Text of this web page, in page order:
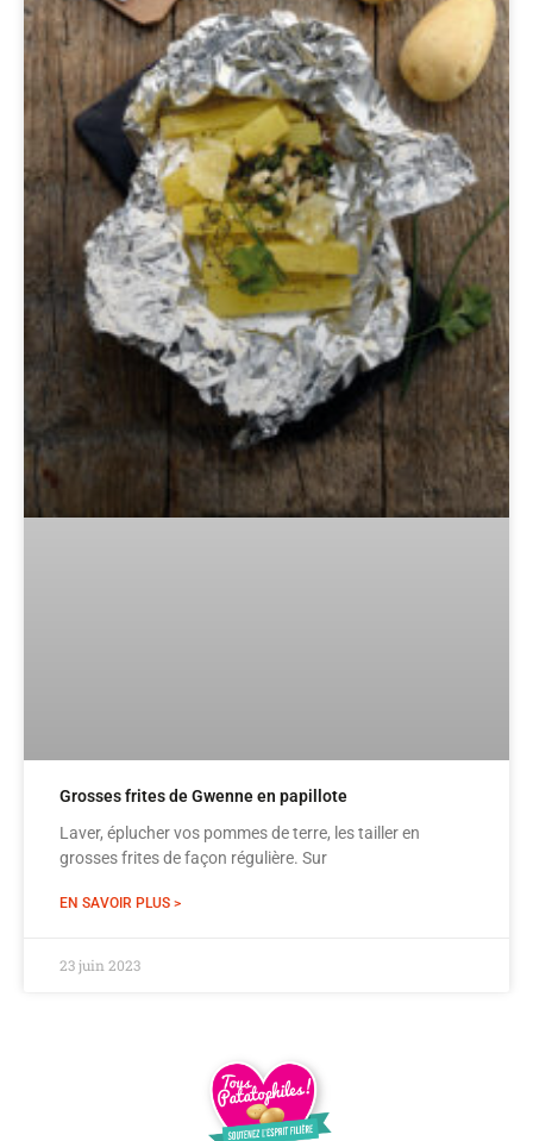
Grosses frites de Gwenne en papillote
Laver, éplucher vos pommes de terre, les tailler en
grosses frites de façon régulière. Sur
EN SAVOIR PLUS >
23 juin 2023